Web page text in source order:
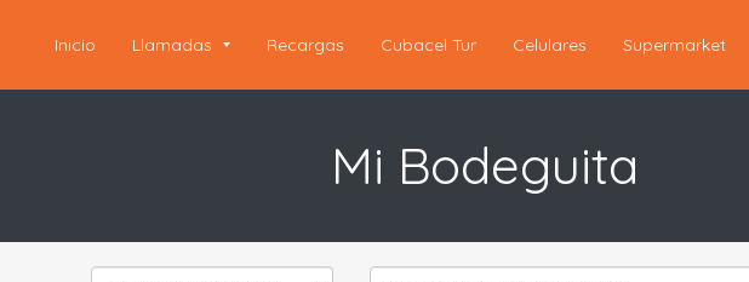
Inicio Llamadas Recargas Cubacel Tur Celulares Supermarket
Mi Bodeguita